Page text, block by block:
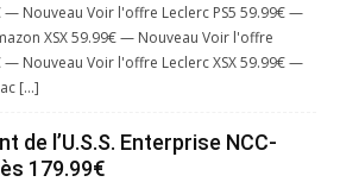
— Nouveau Voir l'offre Leclerc PS5 59.99€ —
XSX 59.99€ — Nouveau Voir l'offre
— Nouveau Voir l'offre Leclerc XSX 59.99€ —
[…]
de l’U.S.S. Enterprise NCC-
179.99€